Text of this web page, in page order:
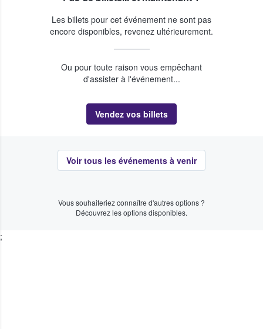
Les billets pour cet événement ne sont pas
encore disponibles, revenez ultérieurement.
Ou pour toute raison vous empêchant
d'assister à l'événement...
Vendez vos billets
Voir tous les événements à venir
Vous souhaiteriez connaître d'autres options ?
Découvrez les options disponibles.
;